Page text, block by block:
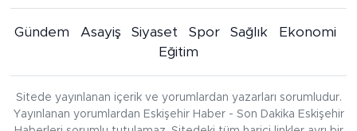
Gündem Asayiş Siyaset Spor Sağlık
Ekonomi
Eğitim
Sitede yayınlanan içerik ve yorumlardan yazarları sorumludur.
Yayınlanan yorumlardan Eskişehir Haber - Son Dakika Eskişehir